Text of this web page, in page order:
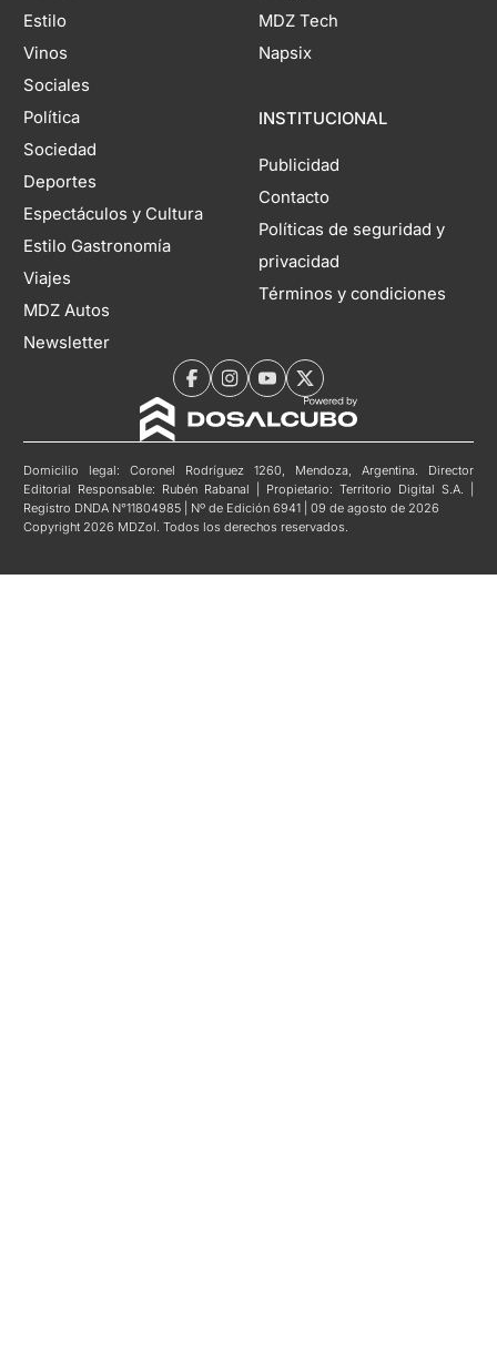
Estilo
Vinos
Sociales
Política
Sociedad
Deportes
Espectáculos y Cultura
Estilo Gastronomía
Viajes
MDZ Autos
Newsletter
MDZ Tech
Napsix
INSTITUCIONAL
Publicidad
Contacto
Políticas de seguridad y
privacidad
Términos y condiciones
Domicilio legal: Coronel Rodríguez 1260, Mendoza, Argentina. Director
Editorial Responsable: Rubén Rabanal | Propietario: Territorio Digital S.A. |
Registro DNDA N°11804985 | Nº de Edición 6941 | 09 de agosto de 2026
Copyright 2026 MDZol. Todos los derechos reservados.